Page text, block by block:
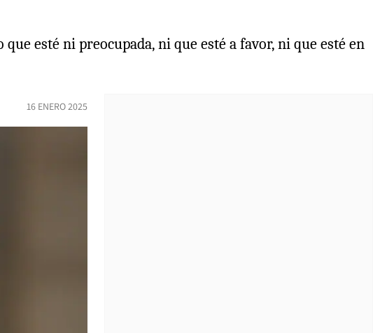
esté ni preocupada, ni que esté a favor, ni que esté en
16 ENERO 2025